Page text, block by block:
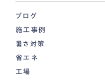
ブログ
施工事例
暑さ対策
省エネ
工場